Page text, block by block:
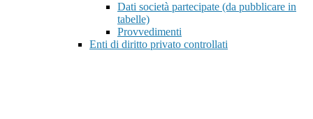
Dati società partecipate (da pubblicare in
tabelle)
Provvedimenti
Enti di diritto privato controllati